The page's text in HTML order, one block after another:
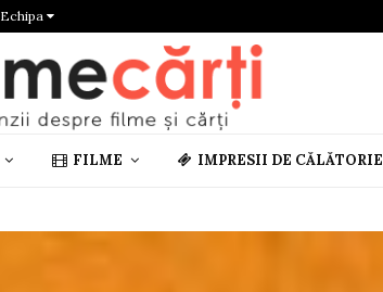
Echipa
FILME IMPRESII DE CĂLĂTORIE